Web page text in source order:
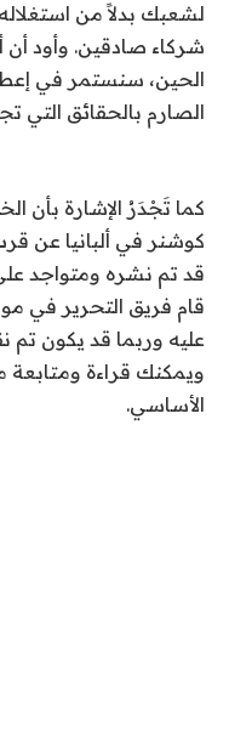
شركاء صادقين. وأود
الحين، سنستمر في
الصارم بالحقائق التي
كما تَجْدَرُ الإشارة بأن
كوشنر في ألبانيا عن
قد تم نشره ومتواجد
قام فريق التحرير في
عليه وربما قد يكون تم
ويمكنك قراءة
الأساسي.